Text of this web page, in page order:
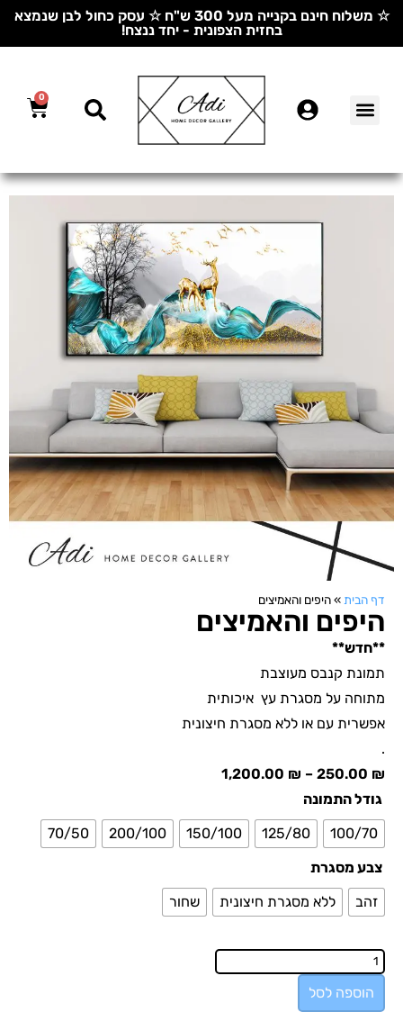
☆ משלוח חינם בקנייה מעל 300 ש"ח ☆ עסק כחול לבן שנמצא
בחזית הצפונית - יחד ננצח!
0
דף הבית »היפים והאמיצים
היפים והאמיצים
**חדש**
תמונת קנבס מעוצבת
מתוחה על מסגרת עץ איכותית
אפשרית עם או ללא מסגרת חיצונית
.
250.00 ₪
–
1,200.00 ₪
גודל התמונה
100/70
125/80
150/100
200/100
70/50
צבע מסגרת
זהב
ללא מסגרת חיצונית שחור
הוספה לסל